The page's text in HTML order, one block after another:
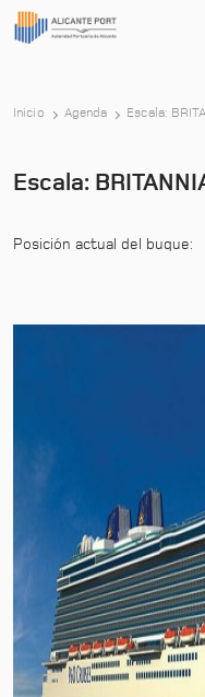
Inicio Agenda Escala:
Escala:
Posición actual del buque: